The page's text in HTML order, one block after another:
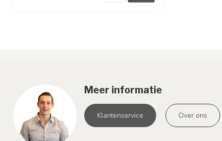
Meer informatie
Klantenservice Over ons